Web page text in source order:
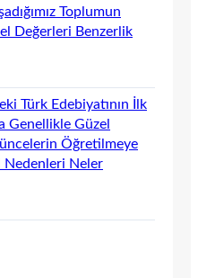
Toplumun
Değerleri Benzerlik
Türk Edebiyatının İlk
Genellikle Güzel
Öğretilmeye
Nedenleri Neler